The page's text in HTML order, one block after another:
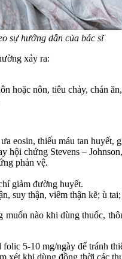
sự hướng dẫn của bác sĩ
xảy ra:
hoặc nôn, tiêu chảy, chán
eosin, thiếu máu tan
hội chứng Stevens –
phản vệ.
giảm đường huyết.
suy thận, viêm thận kẽ; ù
nào khi dùng thuốc,
5-10 mg/ngày để tránh
xét khi dùng đồng thời các